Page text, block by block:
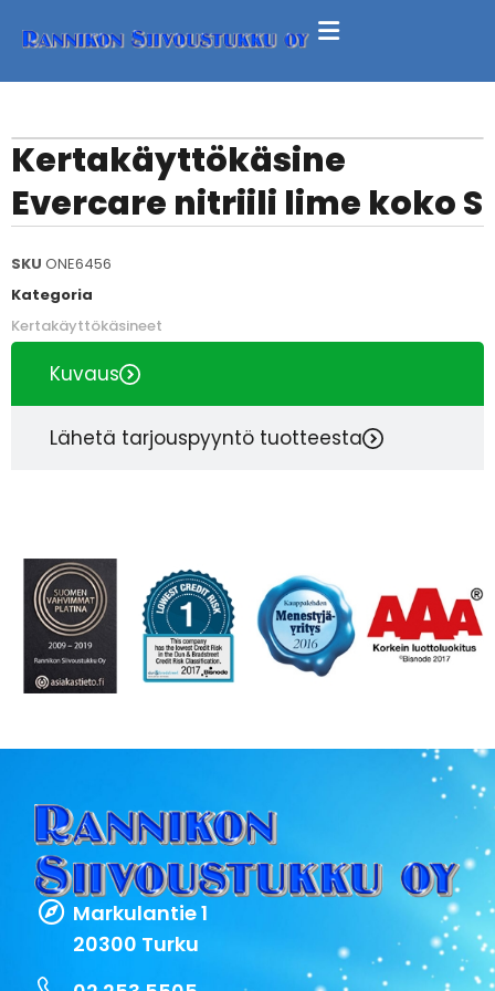
Kertakäyttökäsine
Evercare nitriili lime koko S
SKU ONE6456
Kategoria
Kertakäyttökäsineet
Kuvaus
Lähetä tarjouspyyntö tuotteesta
Markulantie 1
20300 Turku